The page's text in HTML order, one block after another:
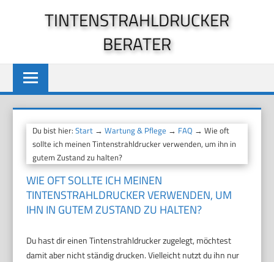
TINTENSTRAHLDRUCKER
BERATER
Du bist hier:Start →Wartung & Pflege → FAQ → Wie oft
sollte ich meinen Tintenstrahldrucker verwenden, um ihn in
gutem Zustand zu halten?
WIE OFT SOLLTE ICH MEINEN
TINTENSTRAHLDRUCKER VERWENDEN, UM
IHN IN GUTEM ZUSTAND ZU HALTEN?
Du hast dir einen Tintenstrahldrucker zugelegt, möchtest
damit aber nicht ständig drucken. Vielleicht nutzt du ihn nur